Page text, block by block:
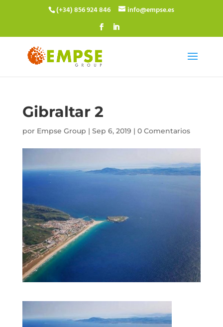
(+34) 856 924 846 info@empse.es
Gibraltar 2
por Empse Group | Sep 6, 2019 | 0 Comentarios